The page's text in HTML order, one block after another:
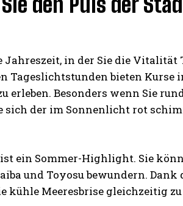
in der Sie die Vitalität
bieten Kurse
erleben. Besonders wenn Sie
sich der im Sonnenlicht rot
ein Sommer-Highlight. Sie
und Toyosu bewundern. Dank
kühle Meeresbrise gleichzeitig